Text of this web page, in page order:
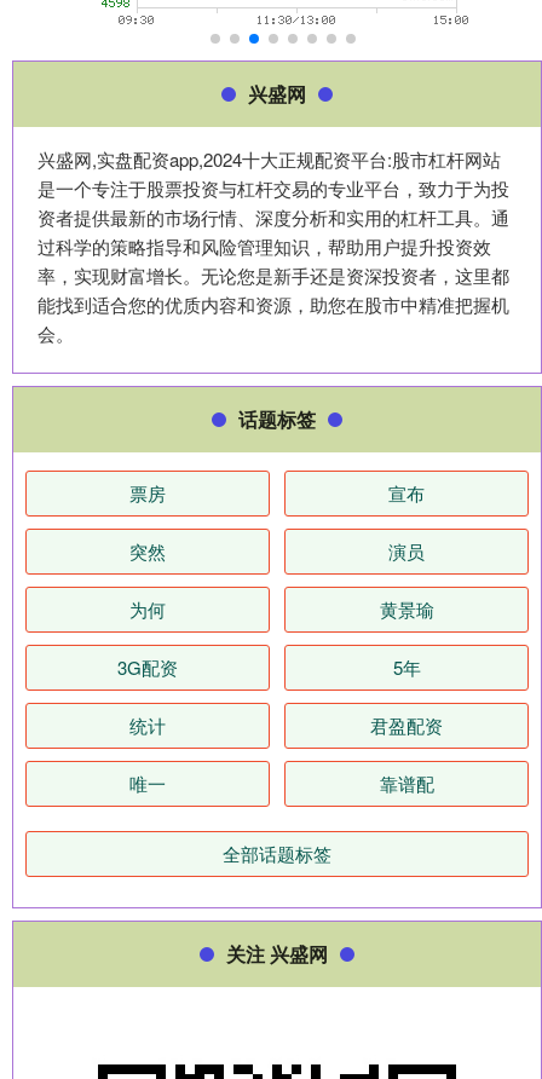
兴盛网
兴盛网,实盘配资app,2024十大正规配资平台:股市杠杆网站
是一个专注于股票投资与杠杆交易的专业平台，致力于为投
资者提供最新的市场行情、深度分析和实用的杠杆工具。通
过科学的策略指导和风险管理知识，帮助用户提升投资效
率，实现财富增长。无论您是新手还是资深投资者，这里都
能找到适合您的优质内容和资源，助您在股市中精准把握机
会。
话题标签
票房 宣布
突然 演员
为何 黄景瑜
3G配资 5年
统计 君盈配资
唯一 靠谱配
全部话题标签
关注 兴盛网